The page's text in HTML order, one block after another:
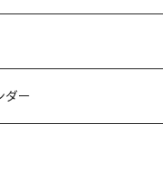
BOOT CO.
ク
ダー